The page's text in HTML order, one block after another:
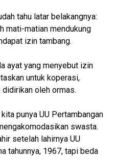
tahu latar belakangnya:
mati-matian mendukung
izin tambang.
ayat yang menyebut izin
untuk koperasi,
didirikan oleh ormas.
punya UU Pertambangan
swasta.
setelah lahirnya UU
tahunnya, 1967, tapi beda